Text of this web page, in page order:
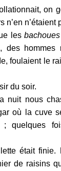
on
n’en n’étaient
les bachoues
hommes
foulaient le
du soir.
nuit nous
où la cuve
; quelques
était finie.
de raisins